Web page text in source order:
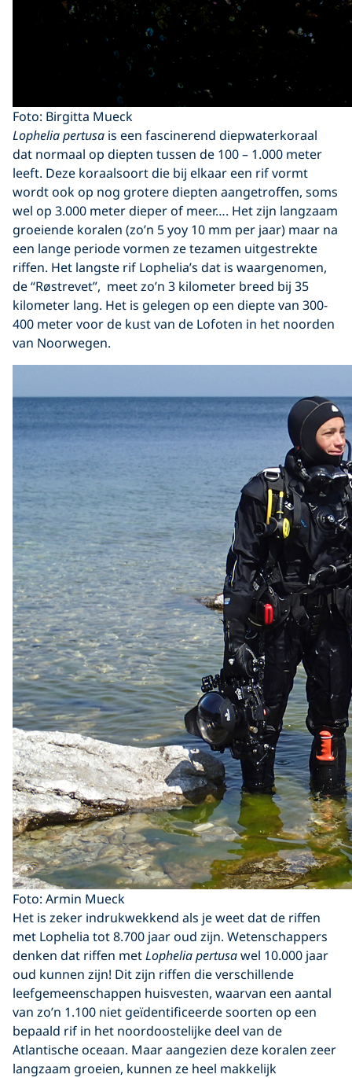
Foto: Birgitta Mueck
Lophelia pertusa is een fascinerend diepwaterkoraal
dat normaal op diepten tussen de 100 – 1.000 meter
leeft. Deze koraalsoort die bij elkaar een rif vormt
wordt ook op nog grotere diepten aangetroffen, soms
wel op 3.000 meter dieper of meer…. Het zijn langzaam
groeiende koralen (zo’n 5 yoy 10 mm per jaar) maar na
een lange periode vormen ze tezamen uitgestrekte
riffen. Het langste rif Lophelia’s dat is waargenomen,
de “Røstrevet”, meet zo’n 3 kilometer breed bij 35
kilometer lang. Het is gelegen op een diepte van 300-
400 meter voor de kust van de Lofoten in het noorden
van Noorwegen.
Foto: Armin Mueck
Het is zeker indrukwekkend als je weet dat de riffen
met Lophelia tot 8.700 jaar oud zijn. Wetenschappers
denken dat riffen metLophelia pertusawel 10.000 jaar
oud kunnen zijn! Dit zijn riffen die verschillende
leefgemeenschappen huisvesten, waarvan een aantal
van zo’n 1.100 niet geïdentificeerde soorten op een
bepaald rif in het noordoostelijke deel van de
Atlantische oceaan. Maar aangezien deze koralen zeer
langzaam groeien, kunnen ze heel makkelijk